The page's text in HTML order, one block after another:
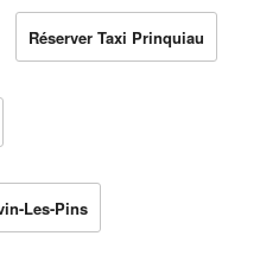
Réserver Taxi Prinquiau
Les-Pins